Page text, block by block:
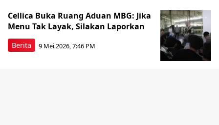
Berita
Cellica Buka Ruang Aduan MBG: Jika
Menu Tak Layak, Silakan Laporkan
9 Mei 2026, 7:46 PM